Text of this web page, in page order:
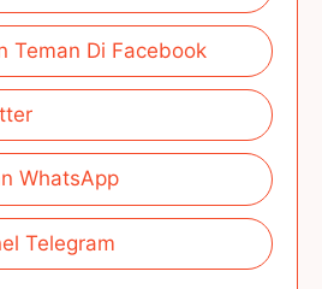
Teman Di Facebook
WhatsApp
Telegram